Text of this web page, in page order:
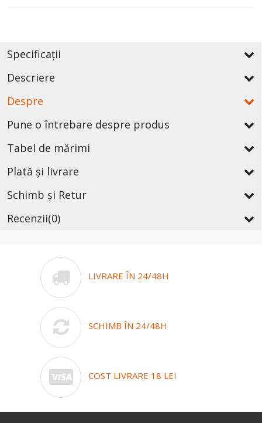
Specificații
Descriere
Despre
Pune o întrebare despre produs
Tabel de mărimi
Plată și livrare
Schimb și Retur
Recenzii(0)
LIVRARE ÎN 24/48H
SCHIMB ÎN 24/48H
COST LIVRARE 18 LEI